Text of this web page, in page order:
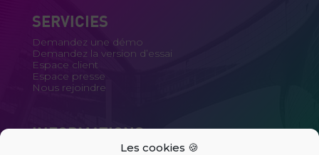
Les cookies 🍪
SERVICIES
Demandez une démo
Demandez la version d’essai
Espace client
Espace presse
Nous rejoindre
INFORMATIONS